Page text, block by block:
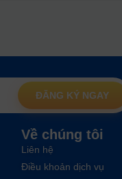
ĐĂNG KÝ NGAY
Về chúng tôi
Liên hệ
Điều khoản dịch vụ